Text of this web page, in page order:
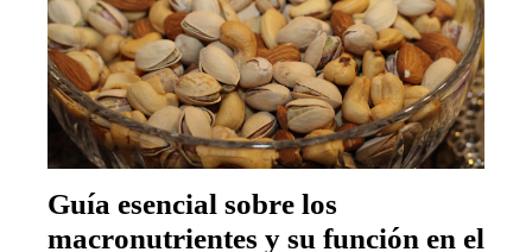
Guía esencial sobre los
macronutrientes y su función en el